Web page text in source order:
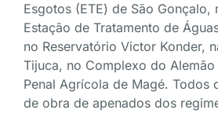
Esgotos (ETE) de São Gonçalo,
Estação de Tratamento de
no Reservatório Victor Konder,
Tijuca, no Complexo do Alemão
Penal Agrícola de Magé. Todos
de obra de apenados dos